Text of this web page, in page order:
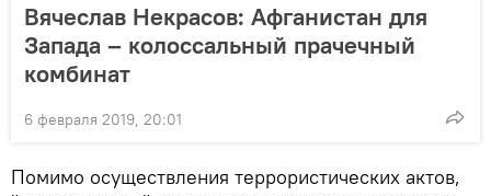
Вячеслав Некрасов: Афганистан для
Запада – колоссальный прачечный
комбинат
6 февраля 2019, 20:01
Помимо осуществления террористических актов,